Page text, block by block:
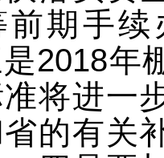
前期手
2018年
将进一
的有关